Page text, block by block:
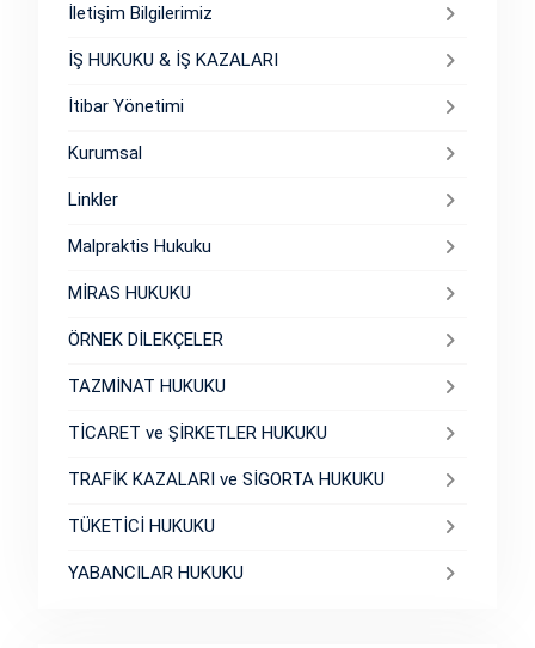
İletişim Bilgilerimiz
İŞ HUKUKU & İŞ KAZALARI
İtibar Yönetimi
Kurumsal
Linkler
Malpraktis Hukuku
MİRAS HUKUKU
ÖRNEK DİLEKÇELER
TAZMİNAT HUKUKU
TİCARET ve ŞİRKETLER HUKUKU
TRAFİK KAZALARI ve SİGORTA HUKUKU
TÜKETİCİ HUKUKU
YABANCILAR HUKUKU